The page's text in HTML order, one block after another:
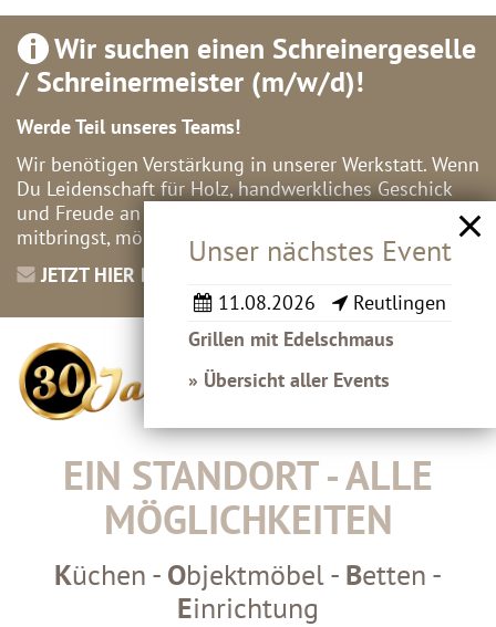
Wir suchen einen Schreinergeselle
/ Schreinermeister (m/w/d)!
Werde Teil unseres Teams!
Wir benötigen Verstärkung in unserer Werkstatt. Wenn
Du Leidenschaft für Holz, handwerkliches Geschick
und Freude an abwechslungsreichen Projekten
mitbringst, möchten wir Dich gerne kennenlernen!
JETZT HIER BEWERBEN
EIN STANDORT - ALLE
MÖGLICHKEITEN
Küchen - Objektmöbel - Betten -
Einrichtung
Unser nächstes Event
11.08.2026
Reutlingen
Grillen mit Edelschmaus
» Übersicht aller Events